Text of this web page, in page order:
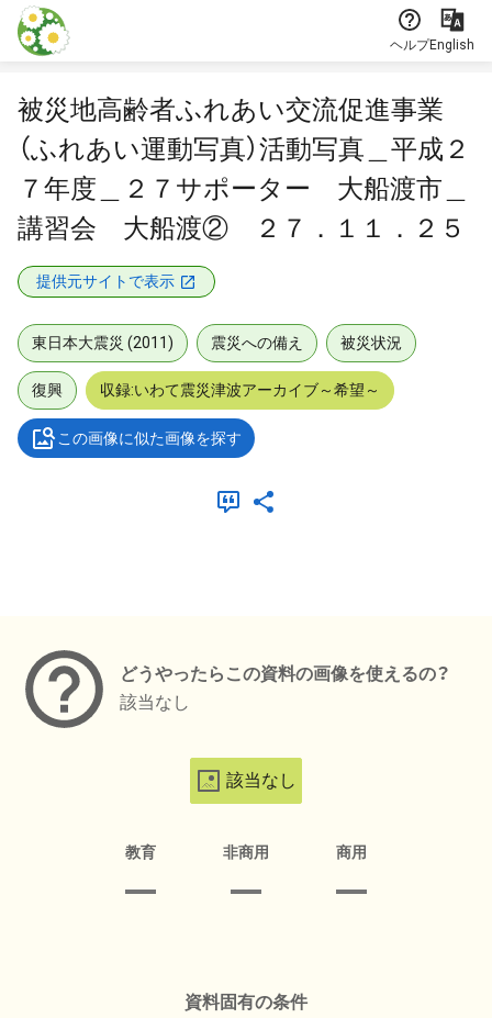
本文に飛ぶ
ヘルプEnglish
被災地高齢者ふれあい交流促進事業
（ふれあい運動写真）活動写真＿平成２
７年度＿２７サポーター 大船渡市＿
講習会 大船渡② ２７．１１．２５
提供元サイトで表示
東日本大震災 (2011) 震災への備え 被災状況
復興 収録:いわて震災津波アーカイブ～希望～
この画像に似た画像を探す
どうやったらこの資料の画像を使えるの？
該当なし
該当なし
教育 非商用 商用
資料固有の条件